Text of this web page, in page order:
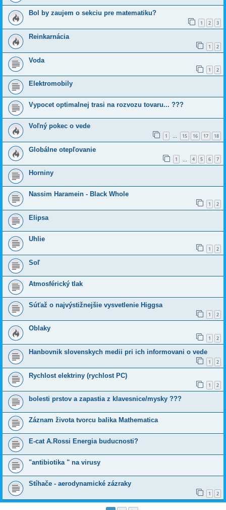
Bol by zaujem o sekciu pre matematiku?
1 2 3
Reinkarnácia
1 2
Voda
1 2
Elektromobily
Vypocet optimalnej trasi na rozvozu tovaru... ???
Voľný pokec o vede
1 … 15 16 17 18
Globálne otepľovanie
1 4 5 6 7
Horniny
Nassim Haramein - Black Whole
1 2
Elipsa
Uhlie
1 2
Soľ
Atmosférický tlak
Súťaž o najvýstižnejšie vysvetlenie Higgsa
1 2
Oblaky
1 2
Hanbovnik slovenskych medii pri ich informovani o vede
1 2
Rychlost elektriny (rychlost PC)
1 2
bolesti prstov a zapastia z klavesnice/mysky ???
Záznam života tvorcu balika Mathematica
E-cat A.Rossi Energia buducnosti?
"antibiotika " na virusy
Stíhače - aerodynamické zázraky
1 2